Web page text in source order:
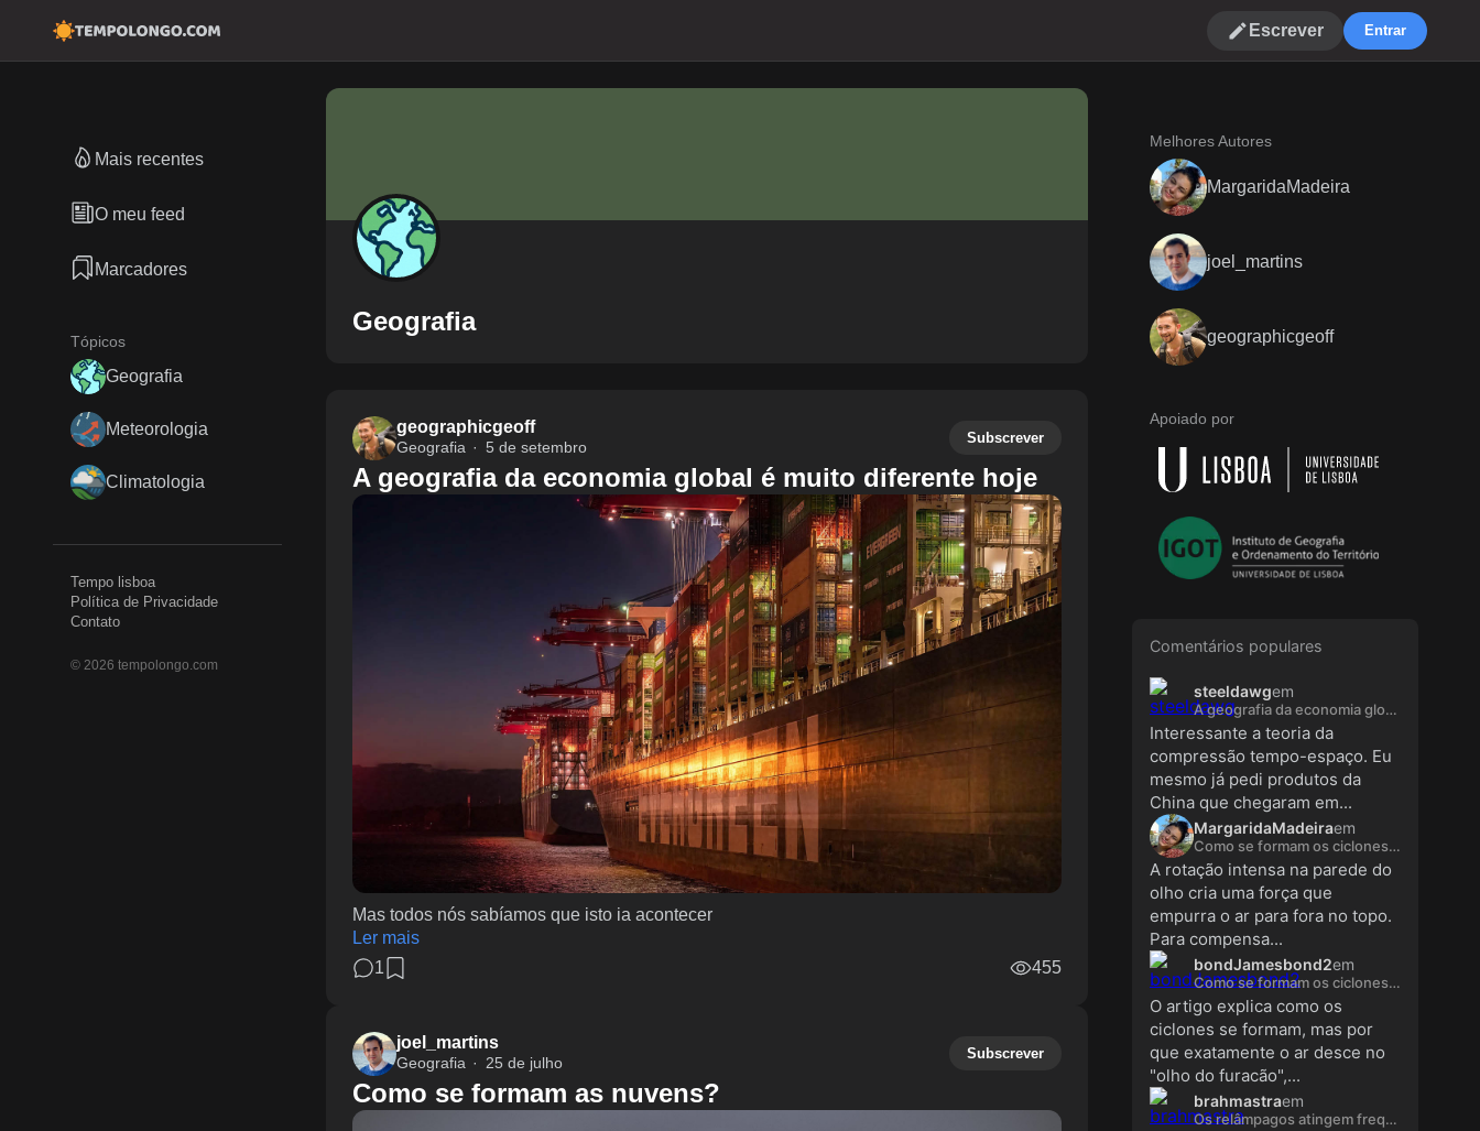
Escrever Entrar
Mais recentes
O meu feed
Marcadores
Tópicos
Geografia
Meteorologia
Climatologia
Tempo lisboa
Política de Privacidade
Contato
© 2026 tempolongo.com
Geografia
geographicgeoff
Geografia 5 de setembro
Subscrever
A geografia da economia global é muito diferente hoje
Mas todos nós sabíamos que isto ia acontecer
Ler mais
1
455
joel_martins
Geografia 25 de julho
Subscrever
Como se formam as nuvens?
Melhores Autores
MargaridaMadeira
joel_martins
geographicgeoff
Apoiado por
Comentários populares
steeldawgem
A geografia da economia global é muito diferente hoje
Interessante a teoria da
compressão tempo-espaço. Eu
mesmo já pedi produtos da
China que chegaram em...
MargaridaMadeiraem
Como se formam os ciclones tropicais?
A rotação intensa na parede do
olho cria uma força que
empurra o ar para fora no topo.
Para compensa...
bondJamesbond2em
Como se formam os ciclones tropicais?
O artigo explica como os
ciclones se formam, mas por
que exatamente o ar desce no
"olho do furacão",...
brahmastraem
Os relâmpagos atingem frequentemente os aviões. É perigoso?